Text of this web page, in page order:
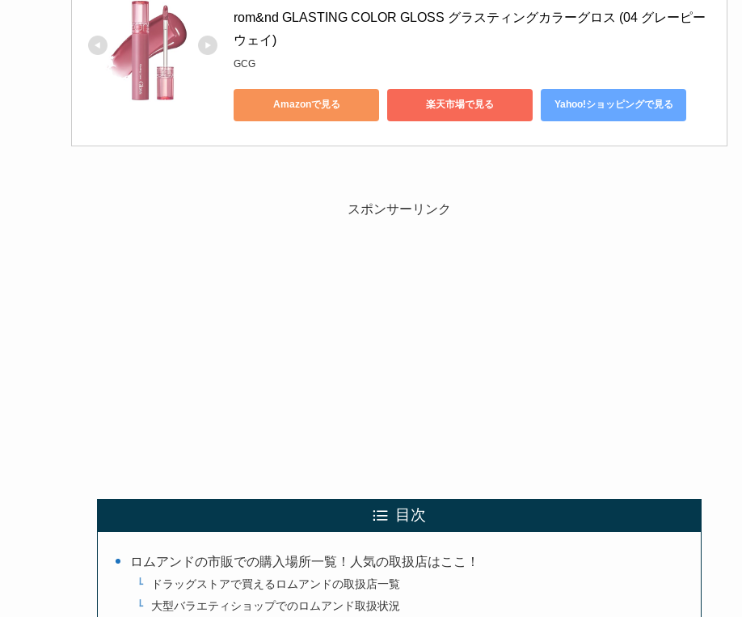
rom&nd GLASTING COLOR GLOSS グラスティングカラーグロス (04 グレーピー
ウェイ)
GCG
Amazonで見る 楽天市場で見る Yahoo!ショッピングで見る
スポンサーリンク
目次
ロムアンドの市販での購入場所一覧！人気の取扱店はここ！
ドラッグストアで買えるロムアンドの取扱店一覧
大型バラエティショップでのロムアンド取扱状況